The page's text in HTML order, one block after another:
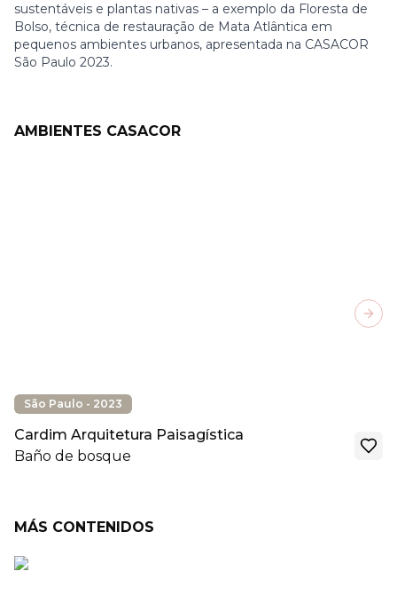
sustentáveis e plantas nativas – a exemplo da Floresta de
Bolso, técnica de restauração de Mata Atlântica em
pequenos ambientes urbanos, apresentada na CASACOR
São Paulo 2023.
AMBIENTES CASACOR
São Paulo - 2023
Cardim Arquitetura Paisagística
Baño de bosque
MÁS CONTENIDOS